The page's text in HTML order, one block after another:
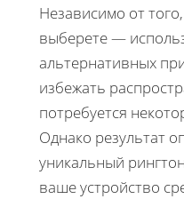
Независимо от
выберете —
альтернативных
избежать
потребуется
Однако результат
уникальный
ваше устройство